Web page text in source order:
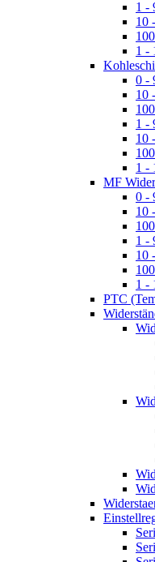
1 -
10
1 -
0 -
10
1 -
10
1 -
MF
0 -
10
1 -
10
1 -
PTC